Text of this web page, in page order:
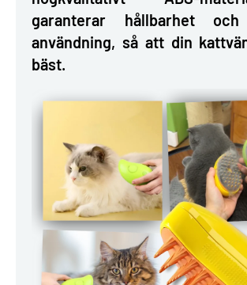
garanterar hållbarhet och
användning, så att din
bäst.